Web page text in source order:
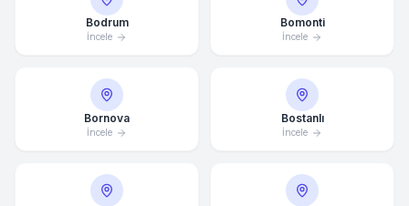
Bodrum
İncele
Bomonti
İncele
Bornova
İncele
Bostanlı
İncele